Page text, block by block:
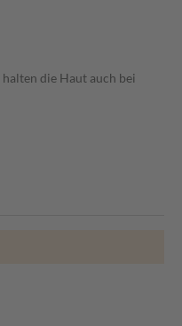
die Haut auch bei